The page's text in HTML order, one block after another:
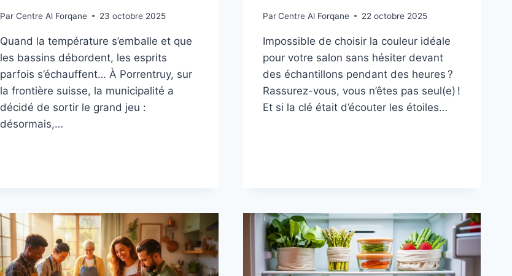
Par Centre Al Forqane 23 octobre 2025
Quand la température s’emballe et que
les bassins débordent, les esprits
parfois s’échauffent… À Porrentruy, sur
la frontière suisse, la municipalité a
décidé de sortir le grand jeu :
désormais,…
Par Centre Al Forqane 22 octobre 2025
Impossible de choisir la couleur idéale
pour votre salon sans hésiter devant
des échantillons pendant des heures ?
Rassurez-vous, vous n’êtes pas seul(e) !
Et si la clé était d’écouter les étoiles…